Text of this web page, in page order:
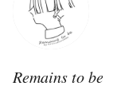
Remains to